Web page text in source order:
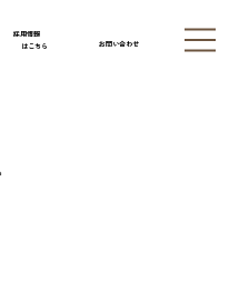
採用情報
はこちら
お問い合わせ